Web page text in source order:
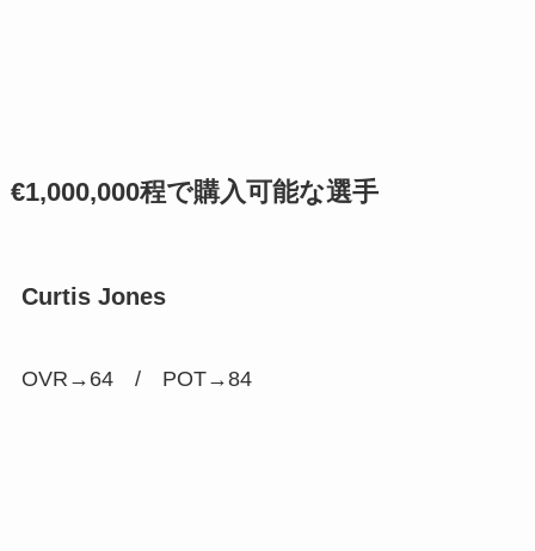
€1,000,000程で購入可能な選手
Curtis Jones
OVR→64 / POT→84